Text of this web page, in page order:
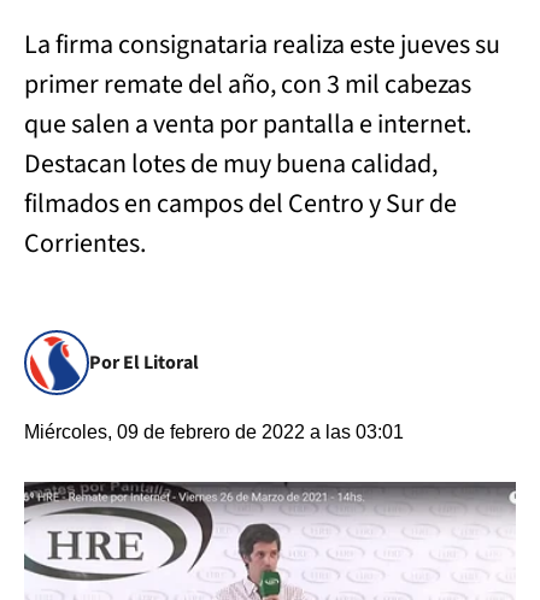
La firma consignataria realiza este jueves su
primer remate del año, con 3 mil cabezas
que salen a venta por pantalla e internet.
Destacan lotes de muy buena calidad,
filmados en campos del Centro y Sur de
Corrientes.
Por El Litoral
Miércoles, 09 de febrero de 2022 a las 03:01